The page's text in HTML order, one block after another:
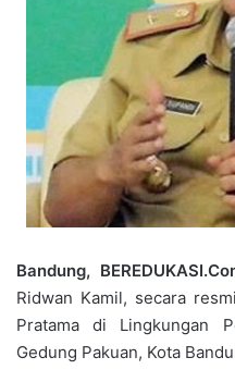
Bandung,
Ridwan Kamil, secara
Pratama di Lingkungan
Gedung Pakuan, Kota